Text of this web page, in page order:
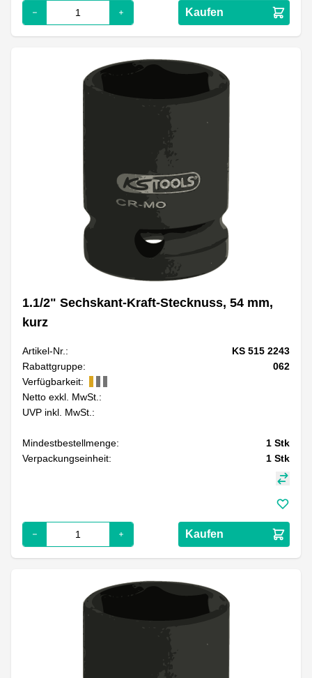
Kaufen
1.1/2" Sechskant-Kraft-Stecknuss, 54 mm,
kurz
Artikel-Nr.:
KS 515 2243
Rabattgruppe:
062
Verfügbarkeit:
Netto exkl. MwSt.:
UVP inkl. MwSt.:
Mindestbestellmenge: 1 Stk
Verpackungseinheit:
1 Stk
Kaufen